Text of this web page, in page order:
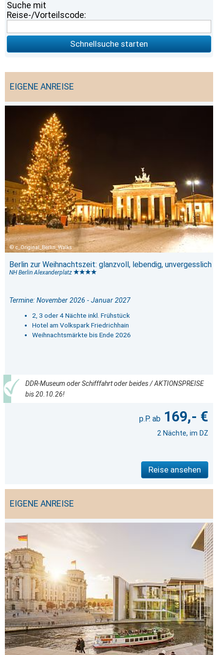
Suche mit
Reise-/Vorteilscode:
Schnellsuche starten
EIGENE ANREISE
c_Original_Berlin_Walks
Berlin zur Weihnachtszeit: glanzvoll, lebendig, unvergesslich
NH Berlin Alexanderplatz
Termine: November 2026 - Januar 2027
2, 3 oder 4 Nächte inkl. Frühstück
Hotel am Volkspark Friedrichhain
Weihnachtsmärkte bis Ende 2026
DDR-Museum oder Schifffahrt oder beides / AKTIONSPREISE
bis 20.10.26!
169,- €
2 Nächte, im DZ
Reise ansehen
EIGENE ANREISE